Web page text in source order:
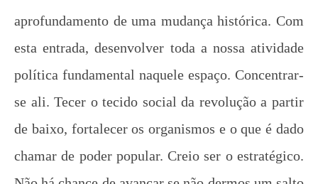
aprofundamento de uma mudança histórica. Com
esta entrada, desenvolver toda a nossa atividade
política fundamental naquele espaço. Concentrar-
se ali. Tecer o tecido social da revolução a partir
de baixo, fortalecer os organismos e o que é dado
chamar de poder popular. Creio ser o estratégico.